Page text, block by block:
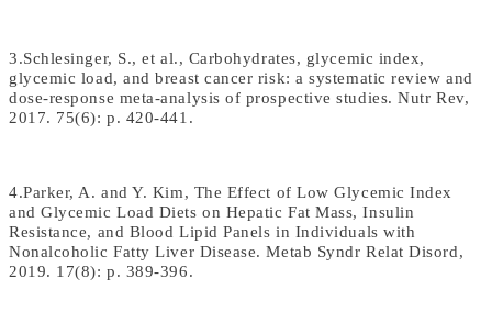
3.Schlesinger, S., et al., Carbohydrates, glycemic index,
glycemic load, and breast cancer risk: a systematic review and
dose-response meta-analysis of prospective studies. Nutr Rev,
2017. 75(6): p. 420-441.
4.Parker, A. and Y. Kim, The Effect of Low Glycemic Index
and Glycemic Load Diets on Hepatic Fat Mass, Insulin
Resistance, and Blood Lipid Panels in Individuals with
Nonalcoholic Fatty Liver Disease. Metab Syndr Relat Disord,
2019. 17(8): p. 389-396.